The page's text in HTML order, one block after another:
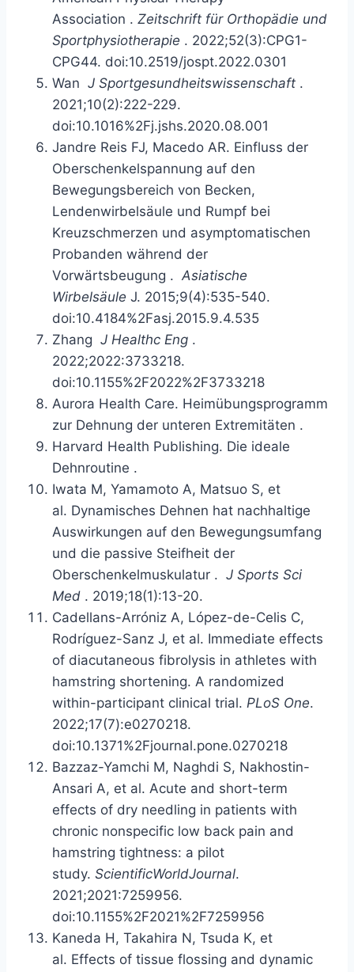
Association . Zeitschrift für Orthopädie und
Sportphysiotherapie . 2022;52(3):CPG1-
CPG44. doi:10.2519/jospt.2022.0301
Wan J Sportgesundheitswissenschaft .
2021;10(2):222-229.
doi:10.1016%2Fj.jshs.2020.08.001
Jandre Reis FJ, Macedo AR. Einfluss der
Oberschenkelspannung auf den
Bewegungsbereich von Becken,
Lendenwirbelsäule und Rumpf bei
Kreuzschmerzen und asymptomatischen
Probanden während der
Vorwärtsbeugung . Asiatische
Wirbelsäule J. 2015;9(4):535-540.
doi:10.4184%2Fasj.2015.9.4.535
Zhang J Healthc Eng .
2022;2022:3733218.
doi:10.1155%2F2022%2F3733218
Aurora Health Care. Heimübungsprogramm
zur Dehnung der unteren Extremitäten .
Harvard Health Publishing. Die ideale
Dehnroutine .
Iwata M, Yamamoto A, Matsuo S, et
al. Dynamisches Dehnen hat nachhaltige
Auswirkungen auf den Bewegungsumfang
und die passive Steifheit der
Oberschenkelmuskulatur . J Sports Sci
Med . 2019;18(1):13-20.
Cadellans-Arróniz A, López-de-Celis C,
Rodríguez-Sanz J, et al. Immediate effects
of diacutaneous fibrolysis in athletes with
hamstring shortening. A randomized
within-participant clinical trial. PLoS One.
2022;17(7):e0270218.
doi:10.1371%2Fjournal.pone.0270218
Bazzaz-Yamchi M, Naghdi S, Nakhostin-
Ansari A, et al. Acute and short-term
effects of dry needling in patients with
chronic nonspecific low back pain and
hamstring tightness: a pilot
study. ScientificWorldJournal.
2021;2021:7259956.
doi:10.1155%2F2021%2F7259956
Kaneda H, Takahira N, Tsuda K, et
al. Effects of tissue flossing and dynamic